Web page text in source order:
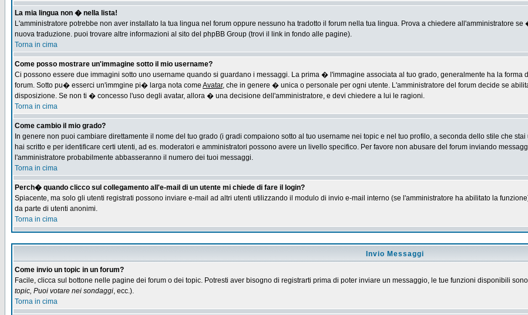
La mia lingua non � nella lista!
L'amministratore potrebbe non aver installato la tua lingua nel forum oppure nessuno ha tradotto il forum nella tua lingua. Prova a chiedere all'amministratore
nuova traduzione. puoi trovare altre informazioni al sito del phpBB Group (trovi il link in fondo alle pagine).
Torna in cima
Come posso mostrare un'immagine sotto il mio username?
Ci possono essere due immagini sotto uno username quando si guardano i messaggi. La prima � l'immagine associata al tuo grado, generalmente ha la
forum. Sotto pu� esserci un'immgine pi� larga nota come Avatar, che in genere � unica o personale per ogni utente. L'amministratore del forum decide se
disposizione. Se non ti � concesso l'uso degli avatar, allora � una decisione dell'amministratore, e devi chiedere a lui le ragioni.
Torna in cima
Come cambio il mio grado?
In genere non puoi cambiare direttamente il nome del tuo grado (i gradi compaiono sotto al tuo username nei topic e nel tuo profilo, a seconda dello stile che
hai scritto e per identificare certi utenti, ad es. moderatori e amministratori possono avere un livello specifico. Per favore non abusare del forum inviando
l'amministratore probabilmente abbasseranno il numero dei tuoi messaggi.
Torna in cima
Perch� quando clicco sul collegamento all'e-mail di un utente mi chiede di fare il login?
Spiacente, ma solo gli utenti registrati possono inviare e-mail ad altri utenti utilizzando il modulo di invio e-mail interno (se l'amministratore ha abilitato la
da parte di utenti anonimi.
Torna in cima
Invio Messaggi
Come invio un topic in un forum?
Facile, clicca sul bottone nelle pagine dei forum o dei topic. Potresti aver bisogno di registrarti prima di poter inviare un messaggio, le tue funzioni disponibili
topic, Puoi votare nei sondaggi, ecc.).
Torna in cima